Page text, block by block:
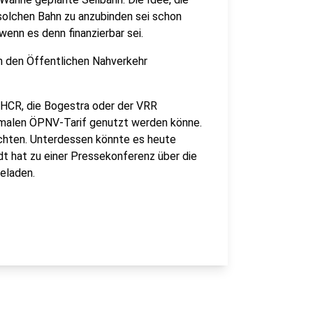
Bahn zu anzubinden sei schon
es denn finanzierbar sei.
den Öffentlichen Nahverkehr
die Bogestra oder der VRR
ÖPNV-Tarif genutzt werden könne.
Unterdessen könnte es heute
hat zu einer Pressekonferenz über die